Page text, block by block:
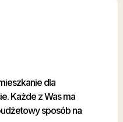
dla
Każde z Was ma
sposób na